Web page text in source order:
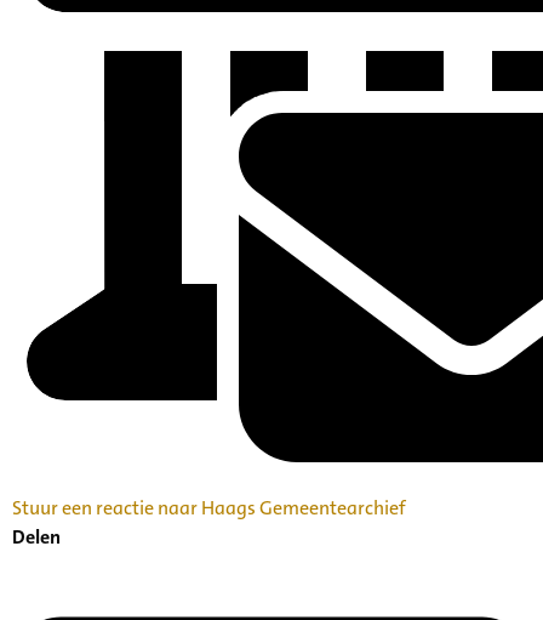
Stuur een reactie naar Haags Gemeentearchief
Delen